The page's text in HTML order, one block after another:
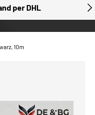
per DHL
10m